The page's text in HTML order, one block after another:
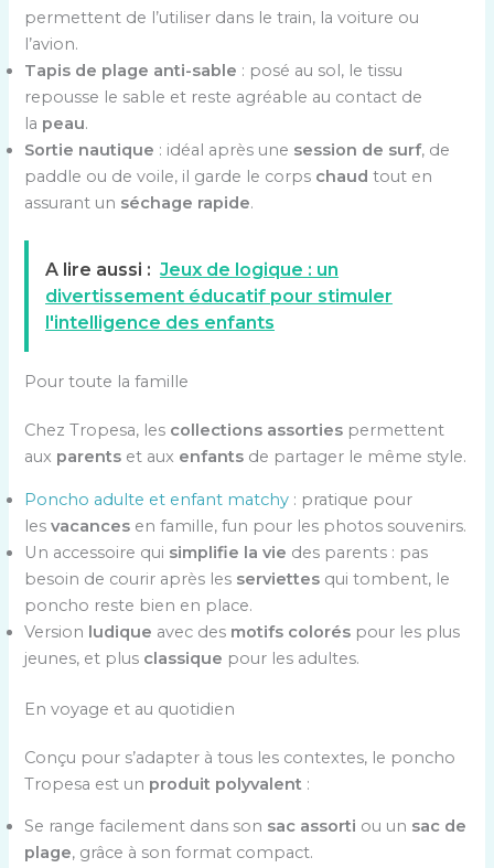
permettent de l’utiliser dans le train, la voiture ou
l’avion.
Tapis de plage anti-sable : posé au sol, le tissu
repousse le sable et reste agréable au contact de
la peau.
Sortie nautique : idéal après une session de surf, de
paddle ou de voile, il garde le corps chaud tout en
assurant un séchage rapide.
A lire aussi : Jeux de logique : un
divertissement éducatif pour stimuler
l'intelligence des enfants
Pour toute la famille
Chez Tropesa, les collections assorties permettent
aux parents et aux enfants de partager le même style.
Poncho adulte et enfant matchy : pratique pour
lesvacances en famille, fun pour les photos souvenirs.
Un accessoire qui simplifie la vie des parents : pas
besoin de courir après les serviettes qui tombent, le
poncho reste bien en place.
Version ludique avec des motifs colorés pour les plus
jeunes, et plus classique pour les adultes.
En voyage et au quotidien
Conçu pour s’adapter à tous les contextes, le poncho
Tropesa est un produit polyvalent :
Se range facilement dans son sac assorti ou un sac de
plage, grâce à son format compact.